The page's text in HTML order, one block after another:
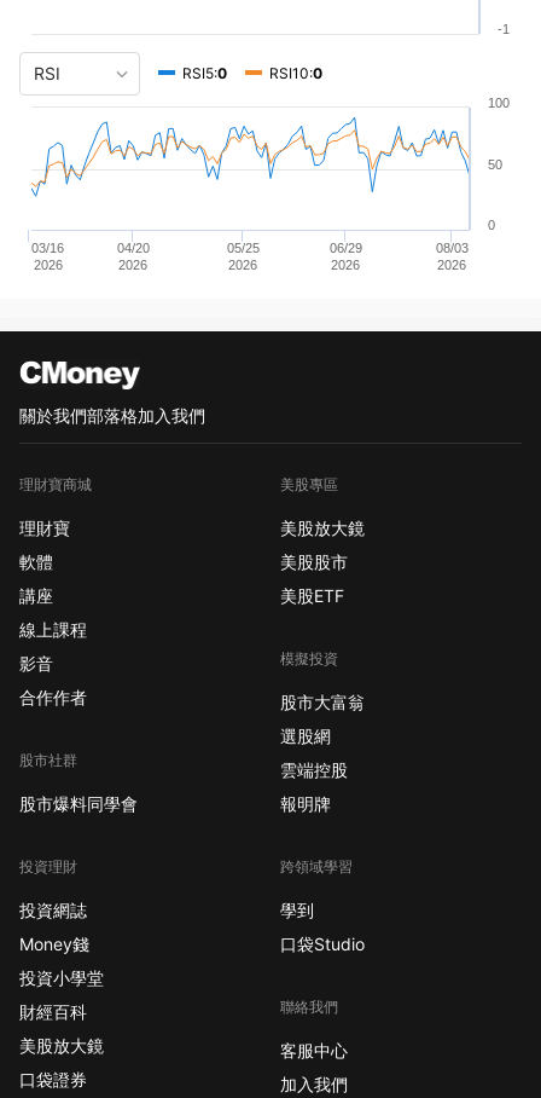
-1
RSI5:0 RSI10:0
08/03
2026
03/16
2026
04/20
2026
05/25
2026
06/29
2026
0
50
100
關於我們部落格加入我們
理財寶商城
理財寶
軟體
講座
線上課程
影音
合作作者
股市社群
股市爆料同學會
投資理財
投資網誌
Money錢
投資小學堂
財經百科
美股放大鏡
口袋證券
美股專區
美股放大鏡
美股股市
美股ETF
模擬投資
股市大富翁
選股網
雲端控股
報明牌
跨領域學習
學到
口袋Studio
聯絡我們
客服中心
加入我們